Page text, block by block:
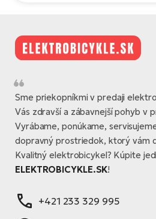
Sme priekopníkmi v predaji
Vás zdravší a zábavnejší pohyb v
Vyrábame, ponúkame,
dopravný prostriedok, ktorý vám
Kvalitný elektrobicykel? Kúpite
ELEKTROBICYKLE.SK!
+421 233 329 995